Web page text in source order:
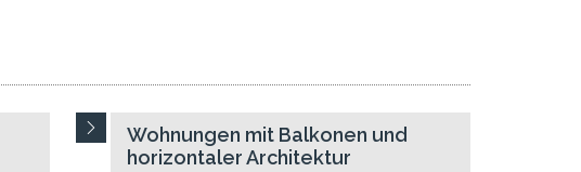
Wohnungen mit Balkonen und
horizontaler Architektur